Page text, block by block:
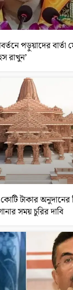
পড়ুয়াদের বার্তা
রাখুন’
টাকার অনুদানের
সময় চুরির দাবি